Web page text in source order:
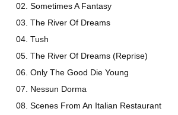
02. Sometimes A Fantasy
03. The River Of Dreams
04. Tush
05. The River Of Dreams (Reprise)
06. Only The Good Die Young
07. Nessun Dorma
08. Scenes From An Italian Restaurant